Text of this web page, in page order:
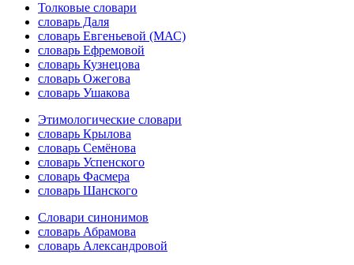
Толковые словари
словарь Даля
словарь Евгеньевой (МАС)
словарь Ефремовой
словарь Кузнецова
словарь Ожегова
словарь Ушакова
Этимологические словари
словарь Крылова
словарь Семёнова
словарь Успенского
словарь Фасмера
словарь Шанского
Словари синонимов
словарь Абрамова
словарь Александровой